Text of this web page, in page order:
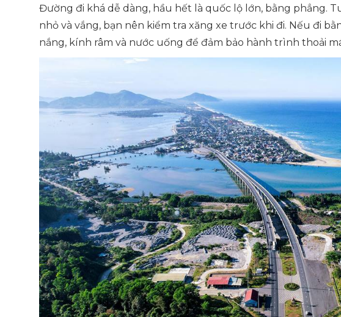
Đường đi khá dễ dàng, hầu hết là quốc lộ lớn, bằng phẳng.
nhỏ và vắng, bạn nên kiểm tra xăng xe trước khi đi. Nếu đi
nắng, kính râm và nước uống để đảm bảo hành trình thoải